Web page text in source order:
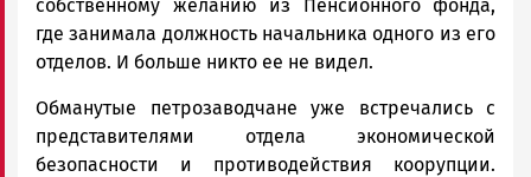
собственному желанию из Пенсионного фонда,
где занимала должность начальника одного из его
отделов. И больше никто ее не видел.
Обманутые петрозаводчане уже встречались с
представителями отдела экономической
безопасности и противодействия коорупции.